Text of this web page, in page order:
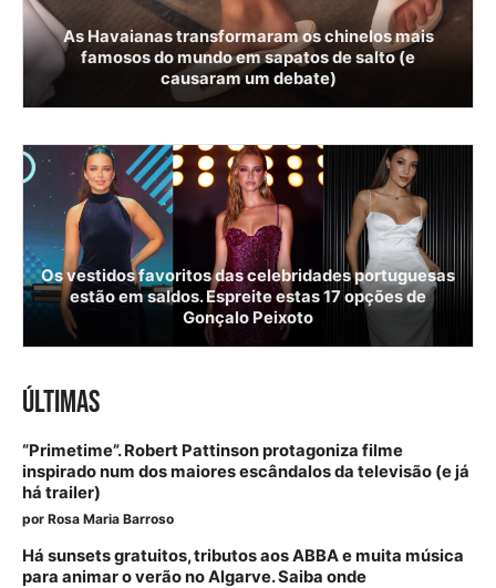
As Havaianas transformaram os chinelos mais
famosos do mundo em sapatos de salto (e
causaram um debate)
Os vestidos favoritos das celebridades portuguesas
estão em saldos. Espreite estas 17 opções de
Gonçalo Peixoto
ÚLTIMAS
“Primetime”. Robert Pattinson protagoniza filme
inspirado num dos maiores escândalos da televisão (e já
há trailer)
por Rosa Maria Barroso
Há sunsets gratuitos, tributos aos ABBA e muita música
para animar o verão no Algarve. Saiba onde